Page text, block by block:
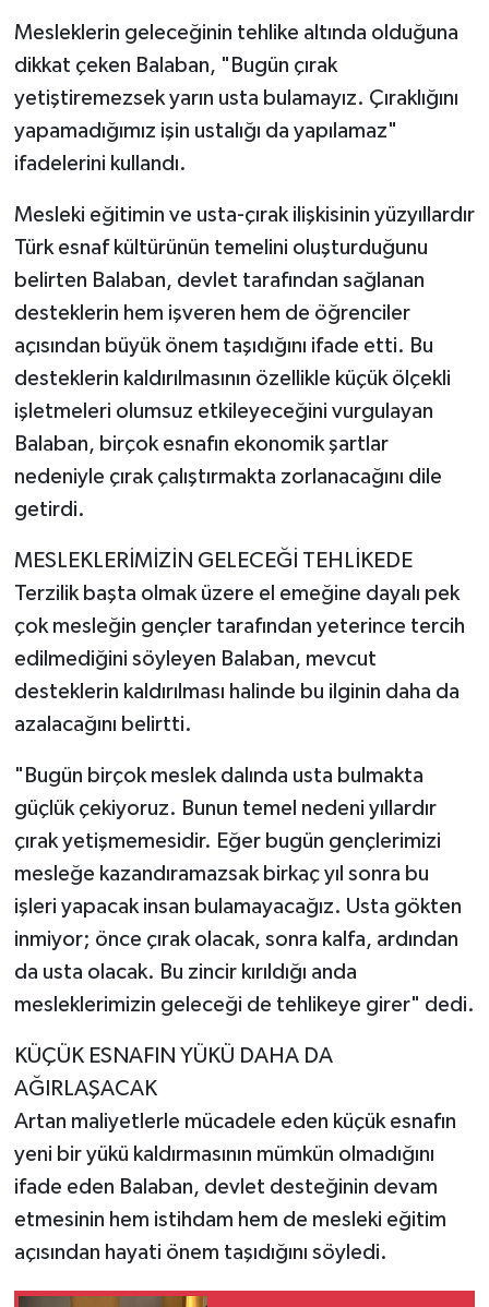
Mesleklerin geleceğinin tehlike altında olduğuna
dikkat çeken Balaban, "Bugün çırak
yetiştiremezsek yarın usta bulamayız. Çıraklığını
yapamadığımız işin ustalığı da yapılamaz"
ifadelerini kullandı.
Mesleki eğitimin ve usta-çırak ilişkisinin yüzyıllardır
Türk esnaf kültürünün temelini oluşturduğunu
belirten Balaban, devlet tarafından sağlanan
desteklerin hem işveren hem de öğrenciler
açısından büyük önem taşıdığını ifade etti. Bu
desteklerin kaldırılmasının özellikle küçük ölçekli
işletmeleri olumsuz etkileyeceğini vurgulayan
Balaban, birçok esnafın ekonomik şartlar
nedeniyle çırak çalıştırmakta zorlanacağını dile
getirdi.
MESLEKLERİMİZİN GELECEĞİ TEHLİKEDE
Terzilik başta olmak üzere el emeğine dayalı pek
çok mesleğin gençler tarafından yeterince tercih
edilmediğini söyleyen Balaban, mevcut
desteklerin kaldırılması halinde bu ilginin daha da
azalacağını belirtti.
"Bugün birçok meslek dalında usta bulmakta
güçlük çekiyoruz. Bunun temel nedeni yıllardır
çırak yetişmemesidir. Eğer bugün gençlerimizi
mesleğe kazandıramazsak birkaç yıl sonra bu
işleri yapacak insan bulamayacağız. Usta gökten
inmiyor; önce çırak olacak, sonra kalfa, ardından
da usta olacak. Bu zincir kırıldığı anda
mesleklerimizin geleceği de tehlikeye girer" dedi.
KÜÇÜK ESNAFIN YÜKÜ DAHA DA
AĞIRLAŞACAK
Artan maliyetlerle mücadele eden küçük esnafın
yeni bir yükü kaldırmasının mümkün olmadığını
ifade eden Balaban, devlet desteğinin devam
etmesinin hem istihdam hem de mesleki eğitim
açısından hayati önem taşıdığını söyledi.